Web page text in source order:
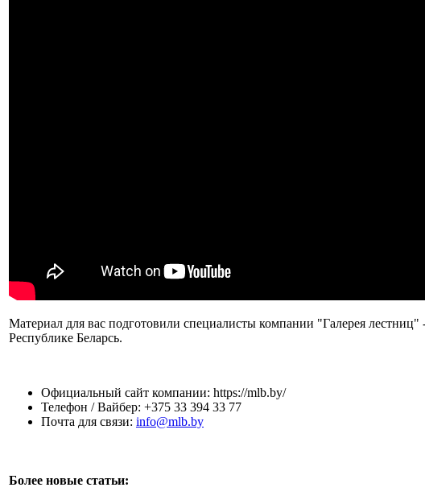
Материал для вас подготовили специалисты компании "Галерея
Республике Беларсь.
Официальный сайт компании: https://mlb.by/
Телефон / Вайбер: +375 33 394 33 77
Почта для связи: info@mlb.by
Более новые статьи: